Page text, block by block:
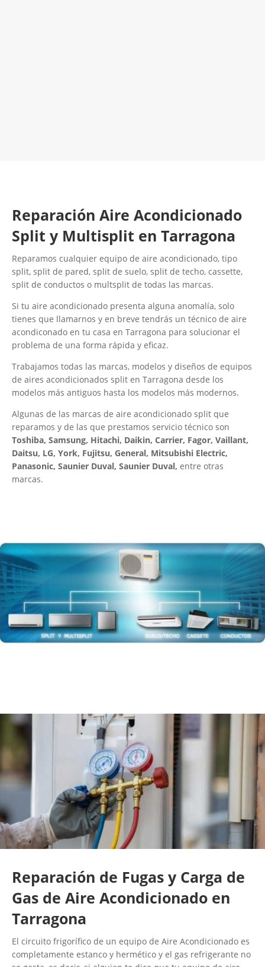
Reparación Aire Acondicionado
Split y Multisplit en Tarragona
Reparamos cualquier equipo de aire acondicionado, tipo
split, split de pared, split de suelo, split de techo, cassette,
split de conductos o multsplit de todas las marcas.
Si tu aire acondicionado presenta alguna anomalía, solo
tienes que llamarnos y en breve tendrás un técnico de aire
acondiconado en tu casa en Tarragona para solucionar el
problema de una forma rápida y eficaz.
Trabajamos todas las marcas, modelos y diseños de equipos
de aires acondicionados split en Tarragona desde los
modelos más antiguos hasta los modelos más modernos.
Algunas de las marcas de aire acondicionado split que
reparamos y de las que prestamos servicio técnico son
Toshiba, Samsung, Hitachi, Daikin, Carrier, Fagor, Vaillant,
Daitsu, LG, York, Fujitsu, General, Mitsubishi Electric,
Panasonic, Saunier Duval, Saunier Duval, entre otras
marcas.
Reparación de Fugas y Carga de
Gas de Aire Acondicionado en
Tarragona
El circuito frigorífico de un equipo de Aire Acondicionado es
completamente estanco y hermético y el gas refrigerante no